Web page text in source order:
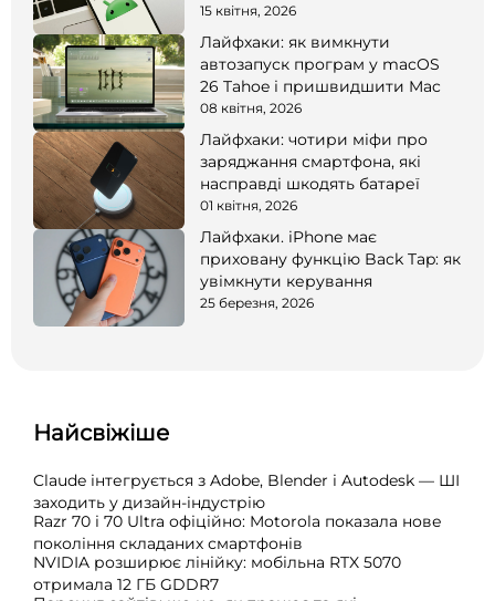
15 квітня, 2026
Лайфхаки: як вимкнути
автозапуск програм у macOS
26 Tahoe і пришвидшити Mac
08 квітня, 2026
Лайфхаки: чотири міфи про
заряджання смартфона, які
насправді шкодять батареї
01 квітня, 2026
Лайфхаки. iPhone має
приховану функцію Back Tap: як
увімкнути керування
25 березня, 2026
Найсвіжіше
Claude інтегрується з Adobe, Blender і Autodesk — ШІ
заходить у дизайн-індустрію
Razr 70 і 70 Ultra офіційно: Motorola показала нове
покоління складаних смартфонів
NVIDIA розширює лінійку: мобільна RTX 5070
отримала 12 ГБ GDDR7